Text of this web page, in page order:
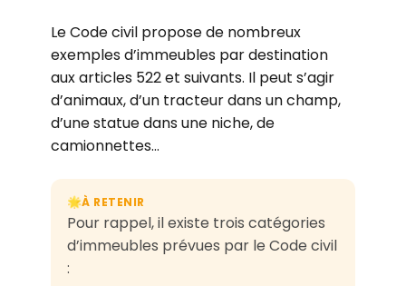
Le Code civil propose de nombreux
exemples d’immeubles par destination
aux articles 522 et suivants. Il peut s’agir
d’animaux, d’un tracteur dans un champ,
d’une statue dans une niche, de
camionnettes…
🌟À RETENIR
Pour rappel, il existe trois catégories
d’immeubles prévues par le Code civil
: